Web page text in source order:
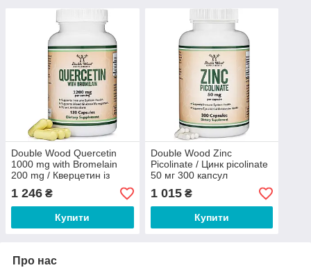
Double Wood Quercetin
1000 mg with Bromelain
200 mg / Кверцетин із
бромелайном 120 капсул
1 246 ₴
Купити
Double Wood Zinc
Picolinate / Цинк picolinate
50 мг 300 капсул
1 015₴
Купити
Про нас